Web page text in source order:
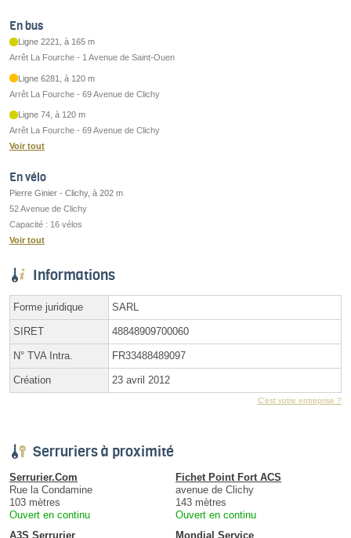
En bus
Ligne 2221, à 165 m
Arrêt La Fourche - 1 Avenue de Saint-Ouen
Ligne 6281, à 120 m
Arrêt La Fourche - 69 Avenue de Clichy
Ligne 74, à 120 m
Arrêt La Fourche - 69 Avenue de Clichy
Voir tout
En vélo
Pierre Ginier - Clichy, à 202 m
52 Avenue de Clichy
Capacité : 16 vélos
Voir tout
Informations
Forme juridique SARL
SIRET 48848909700060
N° TVA Intra. FR33488489097
Création 23 avril 2012
C'est votre entreprise ?
Serruriers à proximité
Serrurier.Com
Rue la Condamine
103 mètres
Ouvert en continu
Fichet Point Fort ACS
avenue de Clichy
143 mètres
Ouvert en continu
A3S Serrurier
Mondial Service